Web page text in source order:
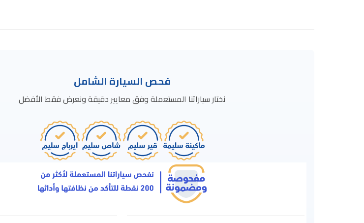
فحص السيارة الشامل
نختار سياراتنا المستعملة وفق معايير دقيقة ونعرض فقط الأفضل